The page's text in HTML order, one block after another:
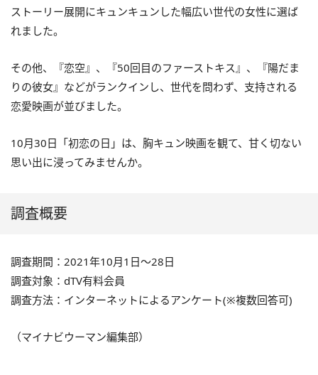
ストーリー展開にキュンキュンした幅広い世代の女性に選ば
れました。
その他、『恋空』、『50回目のファーストキス』、『陽だま
りの彼女』などがランクインし、世代を問わず、支持される
恋愛映画が並びました。
10月30日「初恋の日」は、胸キュン映画を観て、甘く切ない
思い出に浸ってみませんか。
調査概要
調査期間：2021年10月1日～28日
調査対象：dTV有料会員
調査方法：インターネットによるアンケート(※複数回答可)
（マイナビウーマン編集部）